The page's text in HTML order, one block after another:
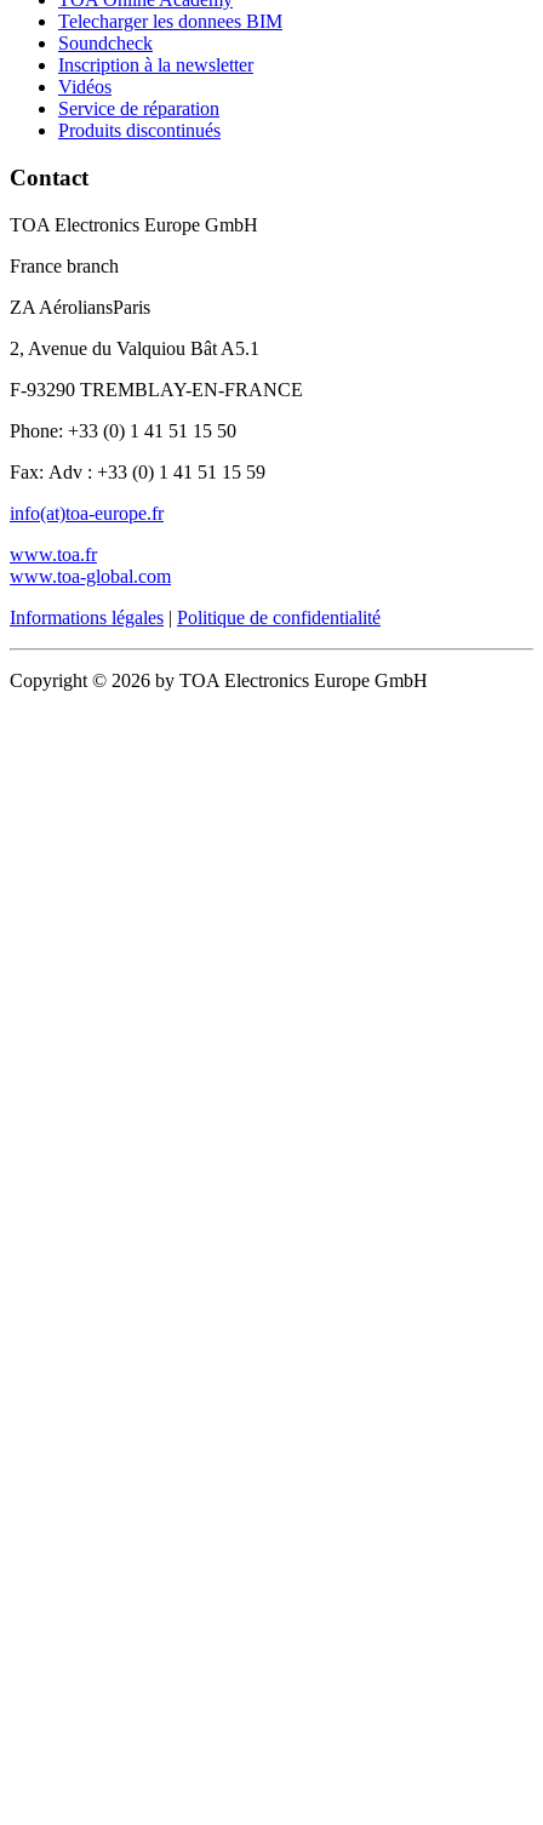
Telecharger les donnees BIM
Soundcheck
Inscription à la newsletter
Vidéos
Service de réparation
Produits discontinués
Contact
TOA Electronics Europe GmbH
France branch
ZA AéroliansParis
2, Avenue du Valquiou Bât A5.1
F-93290 TREMBLAY-EN-FRANCE
Phone: +33 (0) 1 41 51 15 50
Fax: Adv : +33 (0) 1 41 51 15 59
info(at)toa-europe.fr
www.toa.fr
www.toa-global.com
Informations légales | Politique de confidentialité
Copyright © 2026 by TOA Electronics Europe GmbH